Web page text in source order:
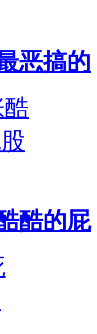
恶搞的
酷的屁